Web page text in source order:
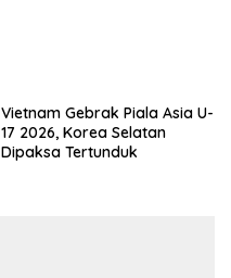
Vietnam Gebrak Piala Asia U-
17 2026, Korea Selatan
Dipaksa Tertunduk